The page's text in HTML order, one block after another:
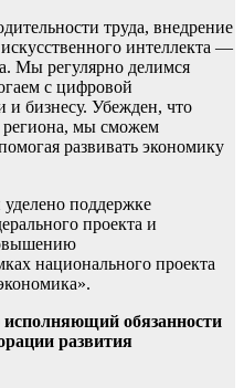
труда, внедрение
интеллекта —
Мы регулярно делимся
с цифровой
и бизнесу. Убежден, что
региона, мы сможем
развивать экономику
поддержке
проекта и
национального проекта
обязанности
развития